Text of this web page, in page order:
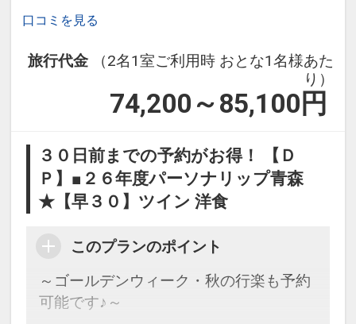
口コミを見る
旅行代金
（2名1室ご利用時 おとな1名様あた
り）
74,200～85,100 円
３０日前までの予約がお得！ 【Ｄ
Ｐ】■２６年度パーソナリップ青森
★【早３０】ツイン 洋食
このプランのポイント
～ゴールデンウィーク・秋の行楽も予約
可能です♪～